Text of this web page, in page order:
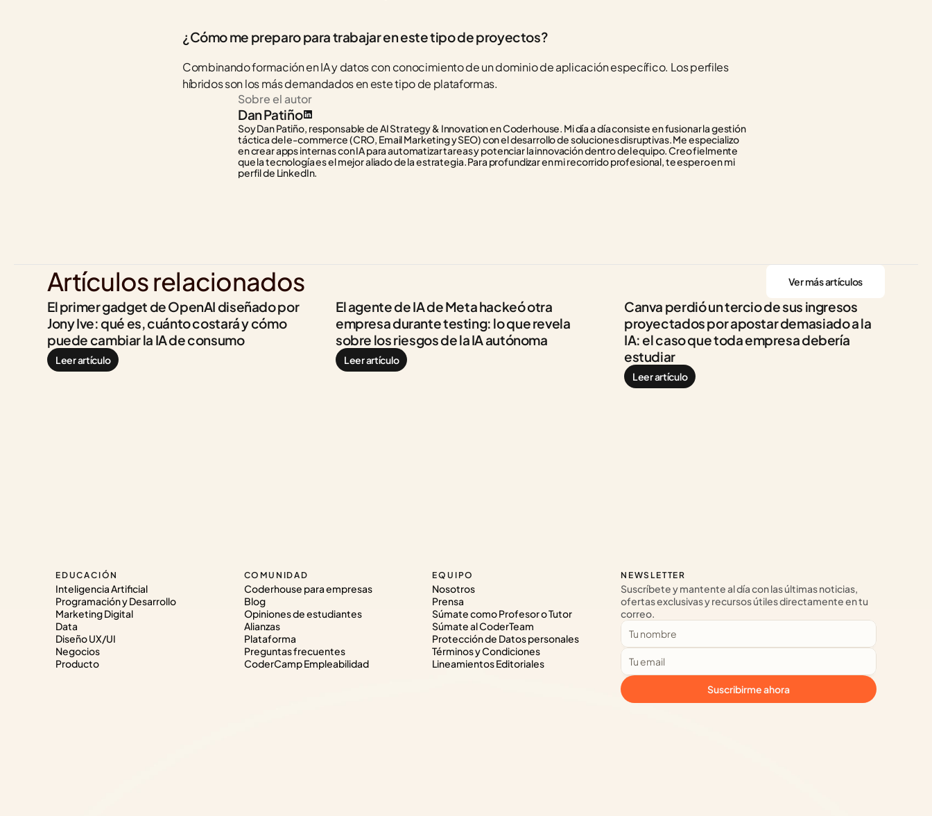
¿Cómo me preparo para trabajar en este tipo de proyectos?
Combinando formación en IA y datos con conocimiento de un dominio de aplicación específico. Los perfiles
híbridos son los más demandados en este tipo de plataformas.
Sobre el autor
Dan Patiño
Soy Dan Patiño, responsable de AI Strategy & Innovation en Coderhouse. Mi día a día consiste en fusionar la gestión
táctica del e-commerce (CRO, Email Marketing y SEO) con el desarrollo de soluciones disruptivas. Me especializo
en crear apps internas con IA para automatizar tareas y potenciar la innovación dentro del equipo. Creo fielmente
que la tecnología es el mejor aliado de la estrategia. Para profundizar en mi recorrido profesional, te espero en mi
perfil de LinkedIn.
Artículos relacionados Ver más artículos
El primer gadget de OpenAI diseñado por
Jony Ive: qué es, cuánto costará y cómo
puede cambiar la IA de consumo
Leer artículo
El agente de IA de Meta hackeó otra
empresa durante testing: lo que revela
sobre los riesgos de la IA autónoma
Leer artículo
Canva perdió un tercio de sus ingresos
proyectados por apostar demasiado a la
IA: el caso que toda empresa debería
estudiar
Leer artículo
EDUCACIÓN
Inteligencia Artificial
Programación y Desarrollo
Marketing Digital
Data
Diseño UX/UI
Negocios
Producto
COMUNIDAD
Coderhouse para empresas
Blog
Opiniones de estudiantes
Alianzas
Plataforma
Preguntas frecuentes
CoderCamp Empleabilidad
EQUIPO
Nosotros
Prensa
Súmate como Profesor o Tutor
Súmate al CoderTeam
Protección de Datos personales
Términos y Condiciones
Lineamientos Editoriales
NEWSLETTER
Suscríbete y mantente al día con las últimas noticias,
ofertas exclusivas y recursos útiles directamente en tu
correo.
Suscribirme ahora